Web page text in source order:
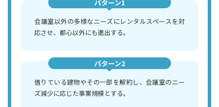
パターン1
会議室以外の多様なニーズにレンタルスペースを対
応させ、都心以外にも進出する。
パターン2
借りている建物やその一部を解約し、会議室のニー
ズ減少に応じた事業規模とする。